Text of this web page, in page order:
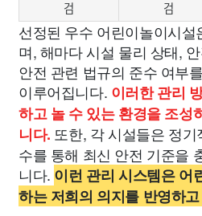
검
검
선정된 우수 어린이놀이시
며, 해마다 시설 물리 상태,
안전 관련 법규의 준수 여부
이루어집니다. 이러한 관리
하고 놀 수 있는 환경을 조성
니다. 또한, 각 시설들은 정
수를 통해 최신 안전 기준을
니다. 이런 관리 시스템은 어
하는 저희의 의지를 반영하